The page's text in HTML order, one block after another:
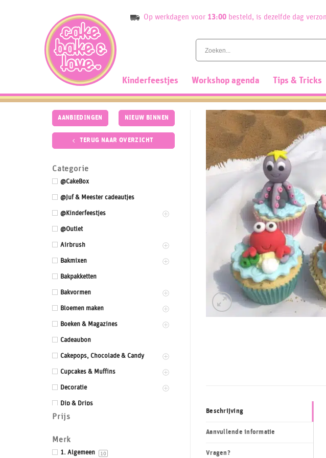
Op werkdagen voor 13:00besteld, is dezelfde dag
Kinderfeestjes Workshop agenda Tips & Tricks
AANBIEDINGEN NIEUW BINNEN
TERUG NAAR OVERZICHT
Categorie
@CakeBox
@Juf & Meester cadeautjes
@Kinderfeestjes
@Outlet
Airbrush
Bakmixen
Bakpakketten
Bakvormen
Bloemen maken
Boeken & Magazines
Cadeaubon
Cakepops, Chocolade & Candy
Cupcakes & Muffins
Decoratie
Dip & Drips
Dozen & Dummies
Drums & Boards
Eetbaar kant
Prijs
Merk
1. Algemeen 10
Beschrijving
Aanvullende informatie
Vragen?